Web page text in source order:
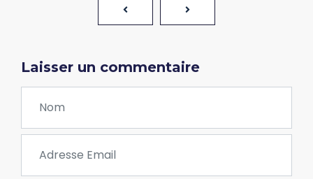
Laisser un commentaire